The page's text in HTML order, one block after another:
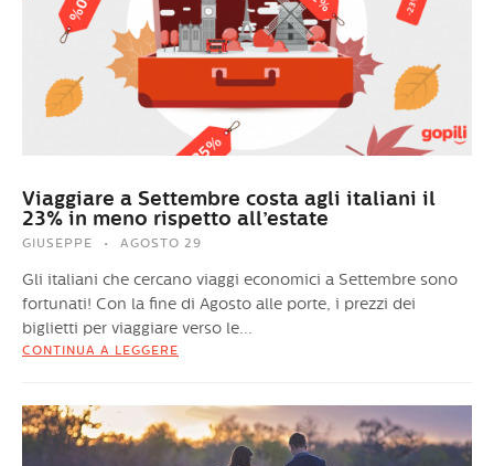
Viaggiare a Settembre costa agli italiani il
23% in meno rispetto all’estate
GIUSEPPE AGOSTO 29
Gli italiani che cercano viaggi economici a Settembre sono
fortunati! Con la fine di Agosto alle porte, i prezzi dei
biglietti per viaggiare verso le...
CONTINUA A LEGGERE